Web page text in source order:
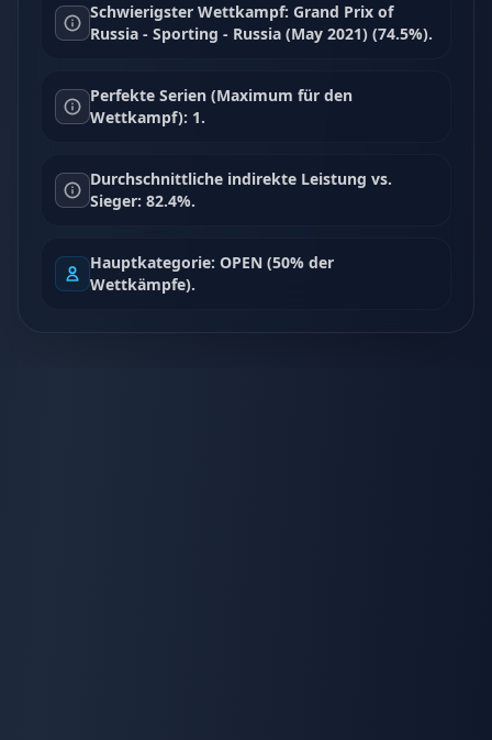
Schwierigster Wettkampf: Grand Prix of
Russia - Sporting - Russia (May 2021) (74.5%).
Perfekte Serien (Maximum für den
Wettkampf): 1.
Durchschnittliche indirekte Leistung vs.
Sieger: 82.4%.
Hauptkategorie: OPEN (50% der
Wettkämpfe).